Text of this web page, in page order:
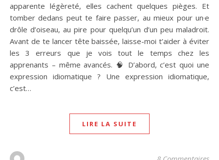
apparente légèreté, elles cachent quelques pièges. Et
tomber dedans peut te faire passer, au mieux pour un·e
drôle d’oiseau, au pire pour quelqu’un d’un peu maladroit.
Avant de te lancer tête baissée, laisse-moi t’aider à éviter
les 3 erreurs que je vois tout le temps chez les
apprenants – même avancés. 🧠 D’abord, c’est quoi une
expression idiomatique ? Une expression idiomatique,
c’est…
LIRE LA SUITE